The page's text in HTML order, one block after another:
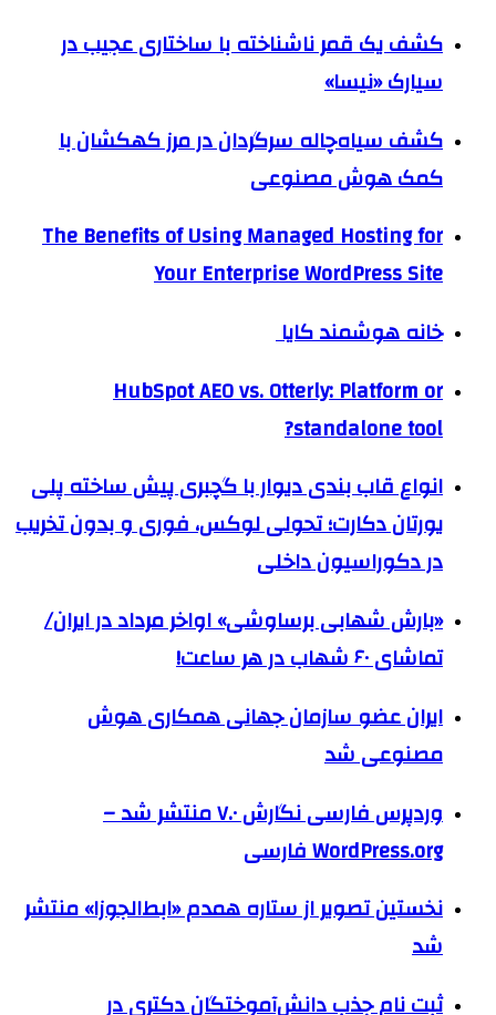
کشف یک قمر ناشناخته با ساختاری عجیب در
سیارک «نیسا»
کشف سیاه‌چاله سرگردان در مرز کهکشان با
کمک هوش مصنوعی
The Benefits of Using Managed Hosting for
Your Enterprise WordPress Site
خانه هوشمند کایا
HubSpot AEO vs. Otterly: Platform or
standalone tool?
انواع قاب بندی دیوار با گچبری پیش ساخته پلی
یورتان دکارت؛ تحولی لوکس، فوری و بدون تخریب
در دکوراسیون داخلی
«بارش شهابی برساوشی» اواخر مرداد در ایران/
تماشای ۶۰ شهاب در هر ساعت!
ایران عضو سازمان جهانی همکاری هوش
مصنوعی شد
وردپرس فارسی نگارش ۷.۰ منتشر شد –
WordPress.org فارسی
نخستین تصویر از ستاره همدم «ابط‌الجوزا» منتشر
شد
ثبت نام جذب دانش‌آموختگان دکتری در